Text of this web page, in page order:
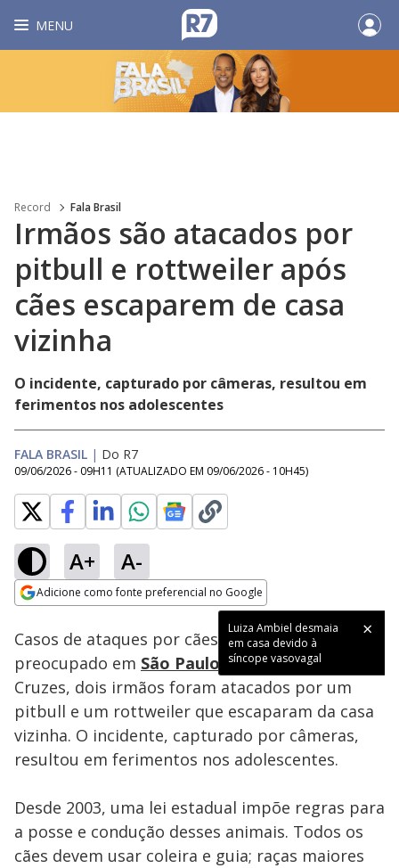
MENU
Record Fala Brasil
Irmãos são atacados por
pitbull e rottweiler após
cães escaparem de casa
vizinha
O incidente, capturado por câmeras, resultou em
ferimentos nos adolescentes
FALA BRASIL | Do R7
09/06/2026 - 09H11 (ATUALIZADO EM 09/06/2026 - 10H45)
A+ A-
Adicione como fonte preferencial no Google
Luiza Ambiel desmaia
em casa devido à
síncope vasovagal
Ativar
Loaded:
43.16%
Casos de ataques por cães de grande porte têm
preocupado em São Paulo . Em Mogi das
Cruzes, dois irmãos foram atacados por um
pitbull e um rottweiler que escaparam da casa
vizinha. O incidente, capturado por câmeras,
resultou em ferimentos nos adolescentes.
Desde 2003, uma lei estadual impõe regras para
a posse e condução desses animais. Todos os
cães devem usar coleira e guia; raças maiores